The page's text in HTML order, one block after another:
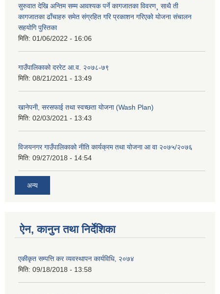
सुरुवात देखि अन्तिम सम्म आवश्यक पर्ने कागजातका विवरण¸ साथै ती
कागजातका ढाँचाहरु समेत संग्रहित गरि प्रकाशन गरिएको योजना संचालन
सहयोगि पुस्तिका
मिति: 01/06/2022 - 16:06
गाउँपालिकाको दररेट आ.व. २०७८-७९
मिति: 08/21/2021 - 13:49
खानेपनी, सरसफाई तथा स्वच्छता योजना (Wash Plan)
मिति: 02/03/2021 - 13:43
विजयनगर गाउँपालिकाको नीति कार्यक्रम तथा योजना आ वा २०७५/२०७६
मिति: 09/27/2018 - 14:54
अन्य
ऐन, कानुन तथा निर्देशिका
एकीकृत सम्पत्ति कर व्यवस्थापन कार्यविधि, २०७४
मिति: 09/18/2018 - 13:58